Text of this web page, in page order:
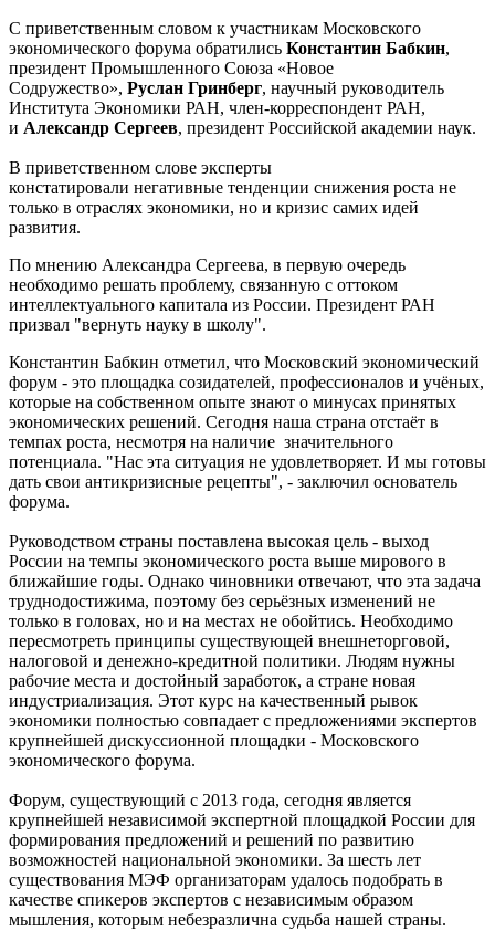
С приветственным словом к участникам Московского
экономического форума обратились Константин Бабкин,
президент Промышленного Союза «Новое
Содружество», Руслан Гринберг, научный руководитель
Института Экономики РАН, член-корреспондент РАН,
и Александр Сергеев, президент Российской академии наук.
В приветственном слове эксперты
констатировали негативные тенденции снижения роста не
только в отраслях экономики, но и кризис самих идей
развития.
По мнению Александра Сергеева, в первую очередь
необходимо решать проблему, связанную с оттоком
интеллектуального капитала из России. Президент РАН
призвал "вернуть науку в школу".
Константин Бабкин отметил, что Московский экономический
форум - это площадка созидателей, профессионалов и учёных,
которые на собственном опыте знают о минусах принятых
экономических решений. Сегодня наша страна отстаёт в
темпах роста, несмотря на наличие значительного
потенциала. "Нас эта ситуация не удовлетворяет. И мы готовы
дать свои антикризисные рецепты", - заключил основатель
форума.
Руководством страны поставлена высокая цель - выход
России на темпы экономического роста выше мирового в
ближайшие годы. Однако чиновники отвечают, что эта задача
труднодостижима, поэтому без серьёзных изменений не
только в головах, но и на местах не обойтись. Необходимо
пересмотреть принципы существующей внешнеторговой,
налоговой и денежно-кредитной политики. Людям нужны
рабочие места и достойный заработок, а стране новая
индустриализация. Этот курс на качественный рывок
экономики полностью совпадает с предложениями экспертов
крупнейшей дискуссионной площадки - Московского
экономического форума.
Форум, существующий с 2013 года, сегодня является
крупнейшей независимой экспертной площадкой России для
формирования предложений и решений по развитию
возможностей национальной экономики. За шесть лет
существования МЭФ организаторам удалось подобрать в
качестве спикеров экспертов с независимым образом
мышления, которым небезразлична судьба нашей страны.